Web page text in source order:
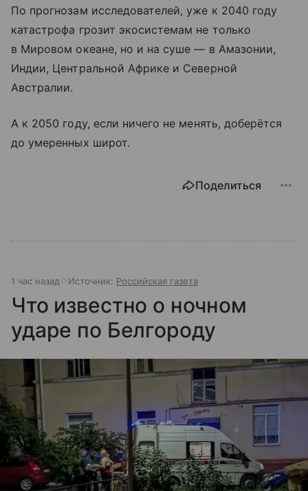
По прогнозам исследователей, уже к 2040 году
катастрофа грозит экосистемам не только
в Мировом океане, но и на суше — в Амазонии,
Индии, Центральной Африке и Северной
Австралии.
А к 2050 году, если ничего не менять, доберётся
до умеренных широт.
Поделиться
1 час назад Источник: Российская газета
Что известно о ночном
ударе по Белгороду